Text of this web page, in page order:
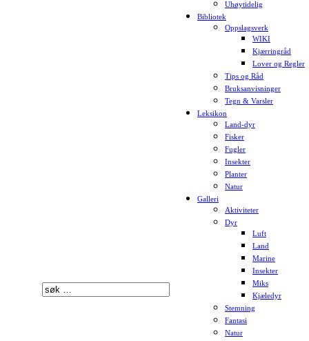
Uhøytidelig
Bibliotek
Oppslagsverk
WIKI
Kjærringråd
Lover og Regler
Tips og Råd
Bruksanvisninger
Tegn & Varsler
Leksikon
Land-dyr
Fisker
Fugler
Insekter
Planter
Natur
Galleri
Aktiviteter
Dyr
Luft
Land
Marine
Insekter
Miks
Kjæledyr
Stemning
Fantasi
Natur